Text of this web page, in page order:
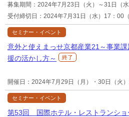
募集期間：2024年7月23日（火）～31日（水
受付締切日：2024年7月31日（水）17：00（
セミナー・イベント
意外と使えまっせ京都産業21～事業
援の活かし方～
終了
開催日：2024年7月29日（月）・30日（火
セミナー・イベント
第53回 国際ホテル・レストランシ